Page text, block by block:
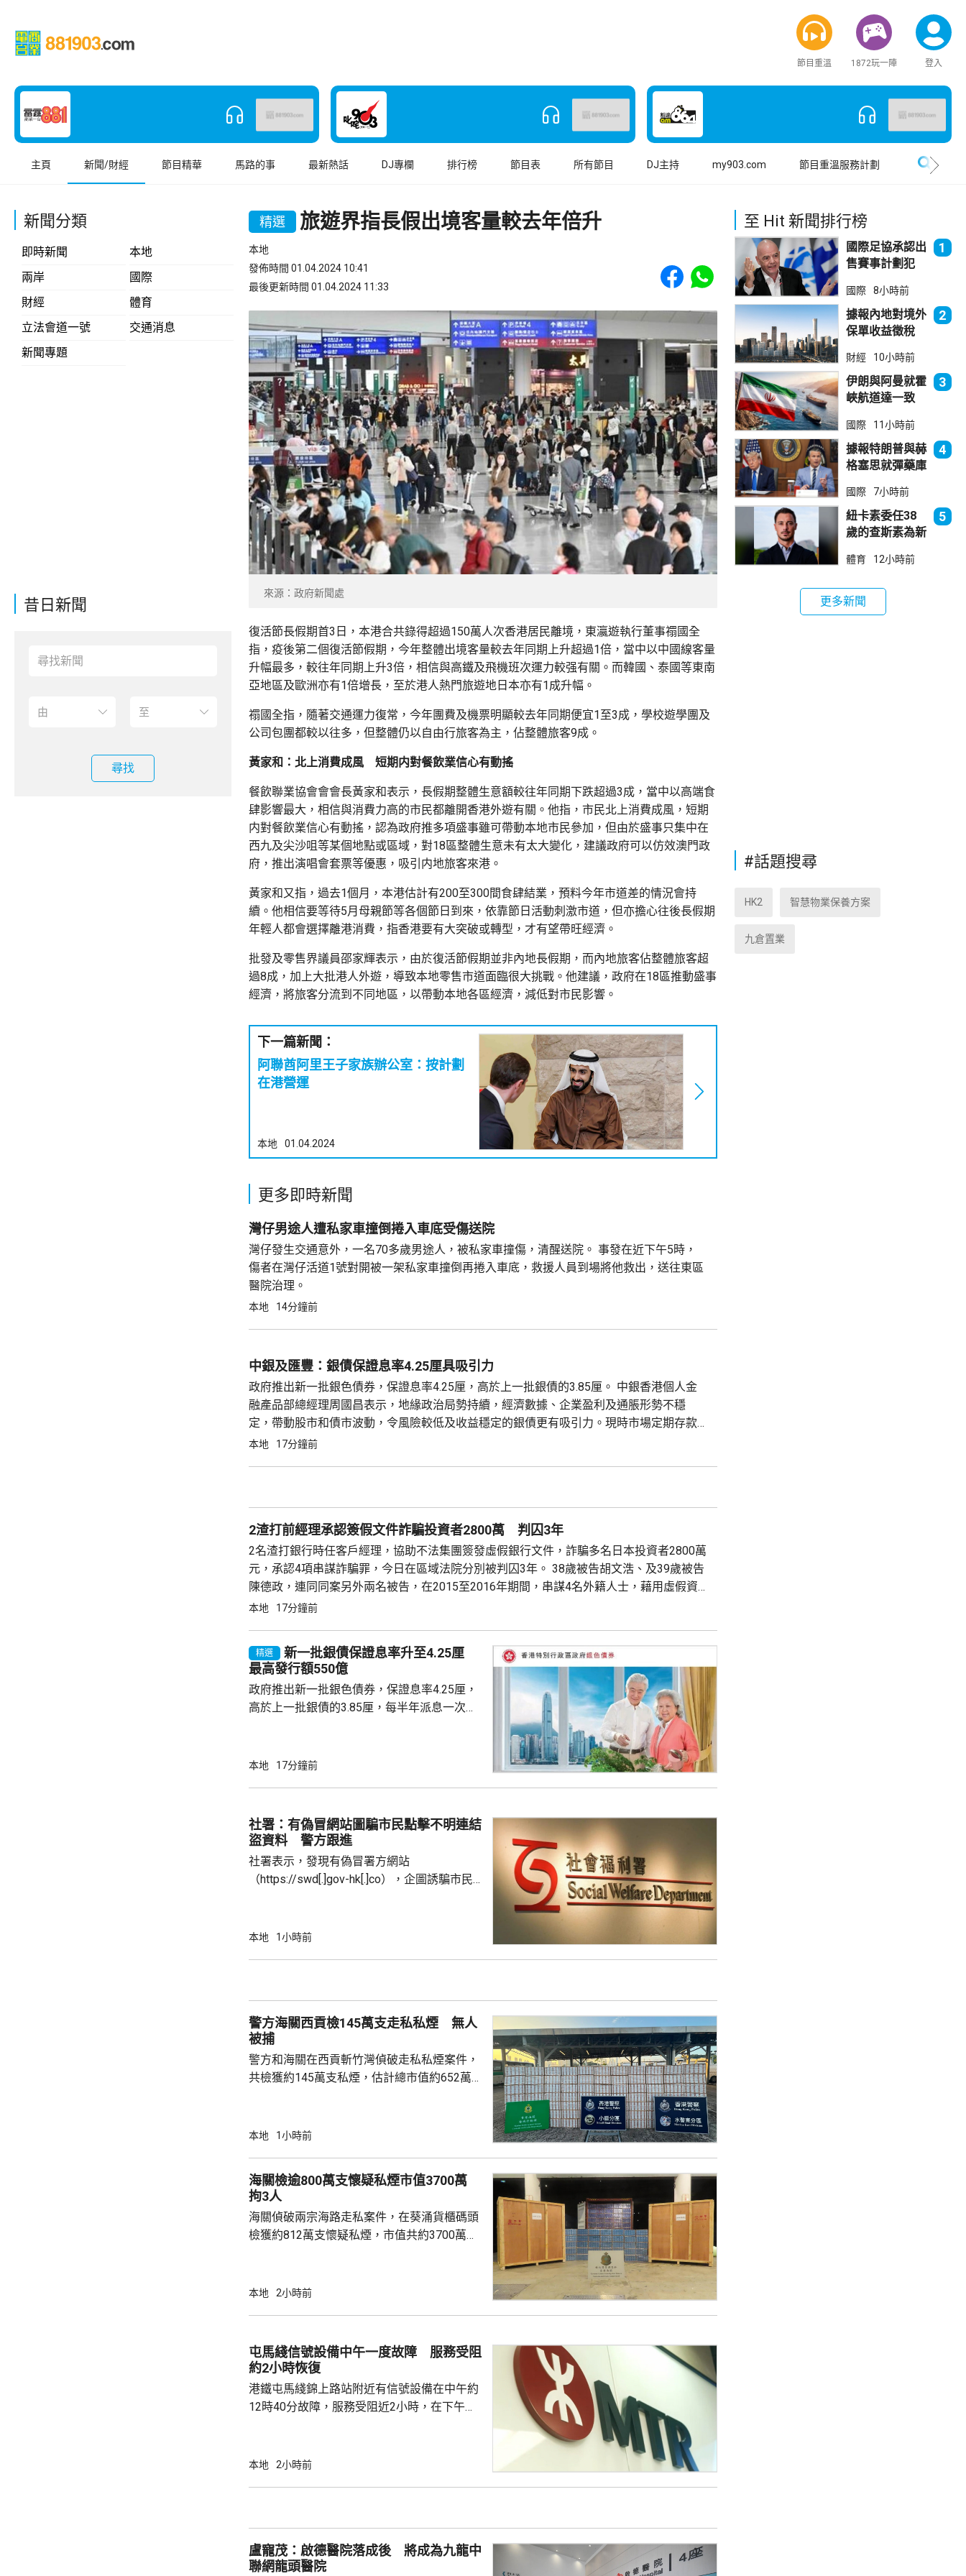
節目重溫 1872玩一陣 登入
主頁 新聞/財經 節目精華 馬路的事 最新熱話 DJ專欄 排行榜 節目表 所有節目 DJ主持 my903.com 節目重溫服務計劃
新聞分類
即時新聞
本地
兩岸
國際
財經
體育
立法會道一號
交通消息
新聞專題
昔日新聞
尋找
精選 旅遊界指長假出境客量較去年倍升
本地
發佈時間 01.04.2024 10:41
最後更新時間 01.04.2024 11:33
Share to Facebook
Share to WhatsApp
來源：政府新聞處
復活節長假期首3日，本港合共錄得超過150萬人次香港居民離境，東瀛遊執行董事禤國全
指，疫後第二個復活節假期，今年整體出境客量較去年同期上升超過1倍，當中以中國線客量
升幅最多，較往年同期上升3倍，相信與高鐵及飛機班次運力較强有關。而韓國、泰國等東南
亞地區及歐洲亦有1倍增長，至於港人熱門旅遊地日本亦有1成升幅。
禤國全指，隨著交通運力復常，今年團費及機票明顯較去年同期便宜1至3成，學校遊學團及
公司包團都較以往多，但整體仍以自由行旅客為主，佔整體旅客9成。
黃家和：北上消費成風 短期内對餐飲業信心有動搖
餐飲聯業協會會會長黃家和表示，長假期整體生意額較往年同期下跌超過3成，當中以高端食
肆影響最大，相信與消費力高的市民都離開香港外遊有關。他指，市民北上消費成風，短期
内對餐飲業信心有動搖，認為政府推多項盛事雖可帶動本地市民參加，但由於盛事只集中在
西九及尖沙咀等某個地點或區域，對18區整體生意未有太大變化，建議政府可以仿效澳門政
府，推出演唱會套票等優惠，吸引内地旅客來港。
黃家和又指，過去1個月，本港估計有200至300間食肆結業，預料今年市道差的情況會持
續。他相信要等待5月母親節等各個節日到來，依靠節日活動刺激市道，但亦擔心往後長假期
年輕人都會選擇離港消費，指香港要有大突破或轉型，才有望帶旺經濟。
批發及零售界議員邵家輝表示，由於復活節假期並非內地長假期，而內地旅客佔整體旅客超
過8成，加上大批港人外遊，導致本地零售市道面臨很大挑戰。他建議，政府在18區推動盛事
經濟，將旅客分流到不同地區，以帶動本地各區經濟，減低對市民影響。
下一篇新聞：
阿聯酋阿里王子家族辦公室：按計劃
在港營運
本地 01.04.2024
更多即時新聞
灣仔男途人遭私家車撞倒捲入車底受傷送院
灣仔發生交通意外，一名70多歲男途人，被私家車撞傷，清醒送院。 事發在近下午5時，
傷者在灣仔活道1號對開被一架私家車撞倒再捲入車底，救援人員到場將他救出，送往東區
醫院治理。
本地 14分鐘前
中銀及匯豐：銀債保證息率4.25厘具吸引力
政府推出新一批銀色債券，保證息率4.25厘，高於上一批銀債的3.85厘。 中銀香港個人金
融產品部總經理周國昌表示，地緣政治局勢持續，經濟數據、企業盈利及通脹形勢不穩
定，帶動股市和債市波動，令風險較低及收益穩定的銀債更有吸引力。現時市場定期存款
利率普遍約3厘，保證息率4.25厘的水平合理且吸引。他指，近年銀色債券的認購反應熱
本地 17分鐘前
2渣打前經理承認簽假文件詐騙投資者2800萬 判囚3年
2名渣打銀行時任客戶經理，協助不法集團簽發虛假銀行文件，詐騙多名日本投資者2800萬
元，承認4項串謀詐騙罪，今日在區域法院分別被判囚3年。 38歲被告胡文浩、及39歲被告
陳德政，連同同案另外兩名被告，在2015至2016年期間，串謀4名外籍人士，藉用虛假資
金證明書及公司退款承兌票據，詐騙多名日本投資者向多間公司投資逾4億日圓。 法官李慶
本地 17分鐘前
精選
新一批銀債保證息率升至4.25厘
最高發行額550億
政府推出新一批銀色債券，保證息率4.25厘，
高於上一批銀債的3.85厘，每半年派息一次。
100手債券；持有有效香港身份證、1967年或
符合認購資格，會視乎認購反應，將目標發行
額上調至最多550億元。。 許正宇：銀債息率
已參考...
本地 17分鐘前
社署：有偽冒網站圖騙市民點擊不明連結
盜資料 警方跟進
社署表示，發現有偽冒署方網站
（https://swd[.]gov-hk[.]co），企圖誘騙市民
避免開啟或回覆載有有關網站的電郵或短訊，
本地 1小時前
警方海關西貢檢145萬支走私私煙 無人
被捕
警方和海關在西貢斬竹灣偵破走私私煙案件，
共檢獲約145萬支私煙，估計總市值約652萬
有亮起航行燈的快艇，數名男子正將貨物從快
向駛走。
本地 1小時前
海關檢逾800萬支懷疑私煙市值3700萬
拘3人
海關偵破兩宗海路走私案件，在葵涌貨櫃碼頭
檢獲約812萬支懷疑私煙，市值共約3700萬
生艇和救援艇的40呎貨櫃，發現約534萬支懷
翌日再截查一個由南韓仁川抵港、報稱載有牙
膏及護膚品等的40呎貨櫃，發現約278萬支懷
本地 2小時前
屯馬綫信號設備中午一度故障 服務受阻
約2小時恢復
港鐵屯馬綫錦上路站附近有信號設備在中午約
12時40分故障，服務受阻近2小時，在下午約
列車要慢駛，期間來往紅磡至屯門站行車一度
本地 2小時前
盧寵茂：啟德醫院落成後 將成為九龍中
聯網龍頭醫院
至 Hit 新聞排行榜
國際足協承認出
售賽事計劃犯
持恩芬天奴
1
國際 8小時前
據報內地對境外
保單收益徵稅
倫敦股價急跌
2
財經 10小時前
伊朗與阿曼就霍
峽航道達一致
海
3
國際 11小時前
據報特朗普與赫
格塞思就彈藥庫
4
國際 7小時前
紐卡素委任38
歲的查斯素為新
5
體育 12小時前
更多新聞
#話題搜尋
HK2 智慧物業保養方案
九倉置業